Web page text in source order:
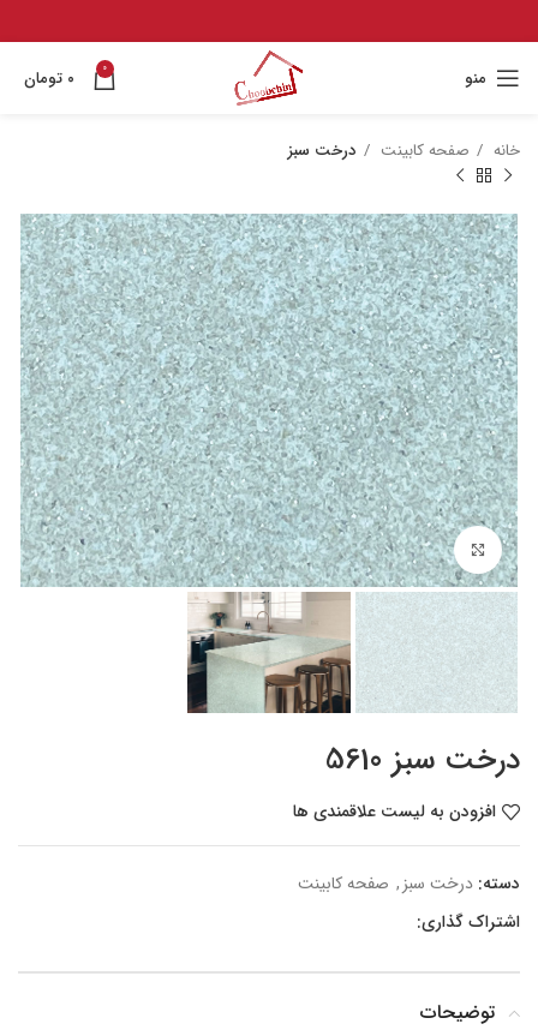
منو 0 ۰ تومان
خانه صفحه کابینت درخت سبز
برای بزرگنمایی کلیک کنید
درخت سبز 5610
افزودن به لیست علاقمندی ها
دسته: درخت سبز , صفحه کابینت
اشتراک گذاری:
توضیحات